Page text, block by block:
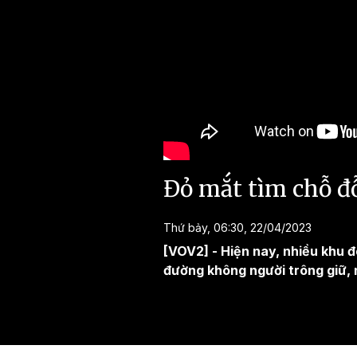
Đỏ mắt tìm chỗ
Thứ bảy, 06:30, 22/04/2023
[VOV2] - Hiện nay, nhiều khu
đường không người trông giữ,